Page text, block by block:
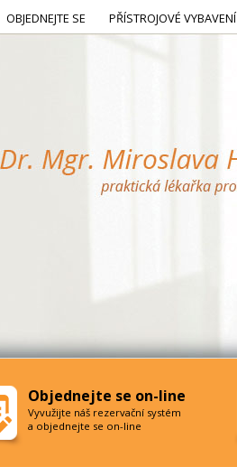
OBJEDNEJTE SE PŘÍSTROJOVÉ VYBAVENÍ
Objednejte se on-line
Vyvužijte náš rezervační systém
a objednejte se on-line